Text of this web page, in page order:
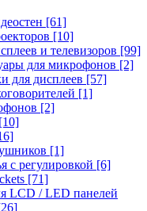
[61]
[10]
и телевизоров [99]
для микрофонов [2]
для дисплеев [57]
[1]
[2]
[10]
[1]
с регулировкой [6]
[71]
LCD / LED панелей